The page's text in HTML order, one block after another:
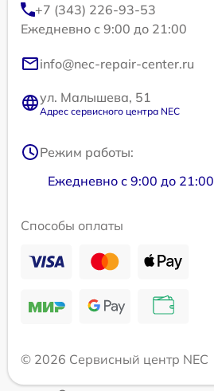
+7 (343) 226-93-53
Ежедневно с 9:00 до 21:00
info@nec-repair-center.ru
ул. Малышева, 51
Адрес сервисного центра NEC
Режим работы:
Ежедневно с 9:00 до 21:00
Способы оплаты
© 2026 Сервисный центр NEC